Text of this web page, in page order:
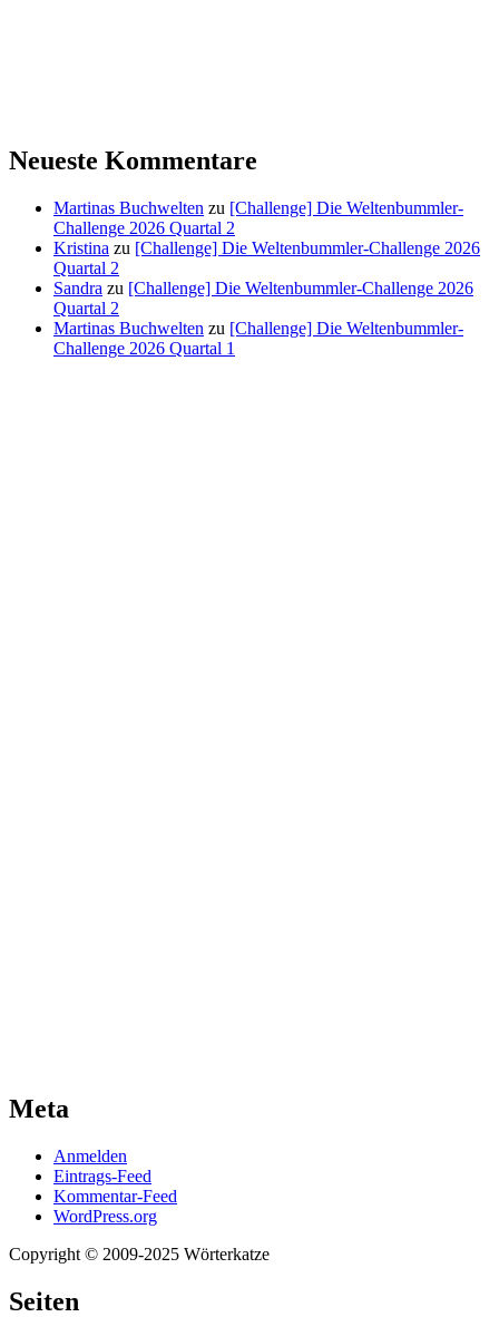
Neueste Kommentare
Martinas Buchwelten zu [Challenge] Die Weltenbummler-
Challenge 2026 Quartal 2
Kristina zu [Challenge] Die Weltenbummler-Challenge 2026
Quartal 2
Sandra zu [Challenge] Die Weltenbummler-Challenge 2026
Quartal 2
Martinas Buchwelten zu [Challenge] Die Weltenbummler-
Challenge 2026 Quartal 1
Meta
Anmelden
Eintrags-Feed
Kommentar-Feed
WordPress.org
Copyright © 2009-2025 Wörterkatze
Seiten